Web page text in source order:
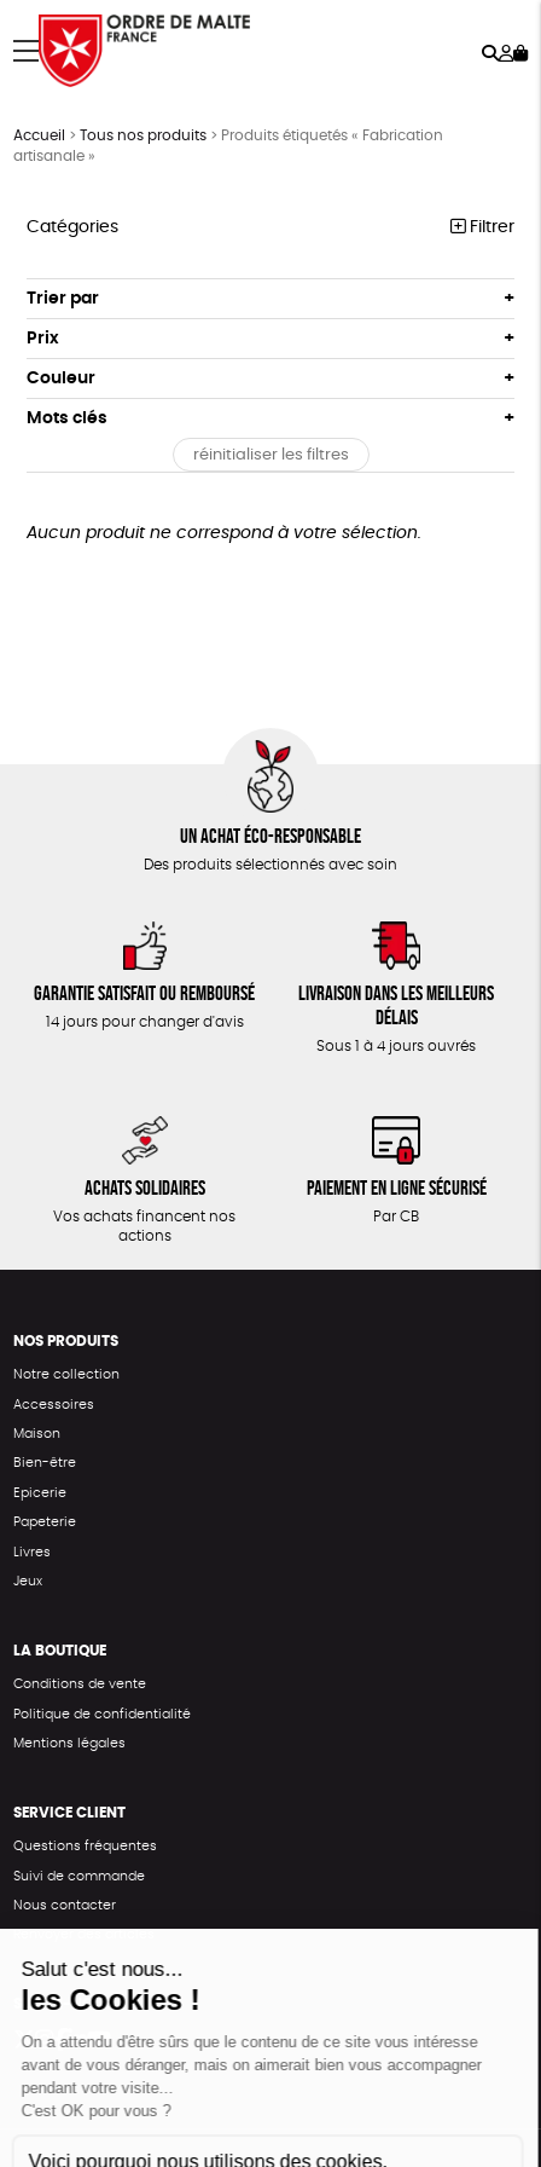
menu
Accueil >Tous nos produits > Produits étiquetés « Fabrication
artisanale »
Catégories Filtrer
NOTRE COLLECTION
ACCESSOIRES
MAISON
BIEN-ÊTRE
ÉPICERIE
Trier par
Par défaut
Popularité
Prix : du - cher au + cher
Prix : du + cher au - cher
Prix
Tous
0 € - 50 €
Plus de 200€
Couleur
Blanc Pur
violet
Mots clés
Fabriqué en France Agriculture Biologique
réinitialiser les filtres
Aucun produit ne correspond à votre sélection.
Un achat éco-responsable
Des produits sélectionnés avec soin
Garantie satisfait ou remboursé
14 jours pour changer d'avis
Livraison dans les meilleurs
délais
Sous 1 à 4 jours ouvrés
Achats solidaires
Vos achats financent nos
actions
Paiement en ligne sécurisé
Par CB
NOS PRODUITS
Notre collection
Accessoires
Maison
Bien-être
Epicerie
Papeterie
Livres
Jeux
LA BOUTIQUE
Conditions de vente
Politique de confidentialité
Mentions légales
SERVICE CLIENT
Questions fréquentes
Suivi de commande
Nous contacter
SUIVEZ-NOUS